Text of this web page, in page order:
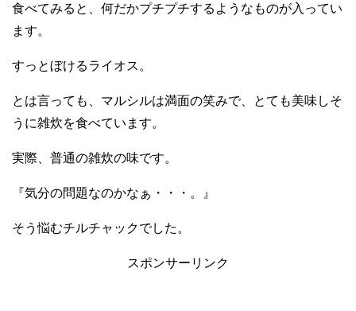
食べてみると、何だかプチプチするようなものが入ってい
ます。
すっとぼけるライオス。
とは言っても、マルシルは満面の笑みで、とても美味しそ
うに雑炊を食べています。
実際、普通の雑炊の味です。
『気分の問題なのかなぁ・・・。』
そう悩むチルチャックでした。
スポンサーリンク